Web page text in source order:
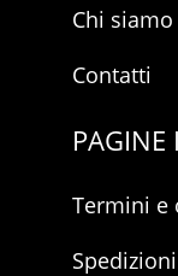
Chi siamo
Contatti
PAGINE
Termini e